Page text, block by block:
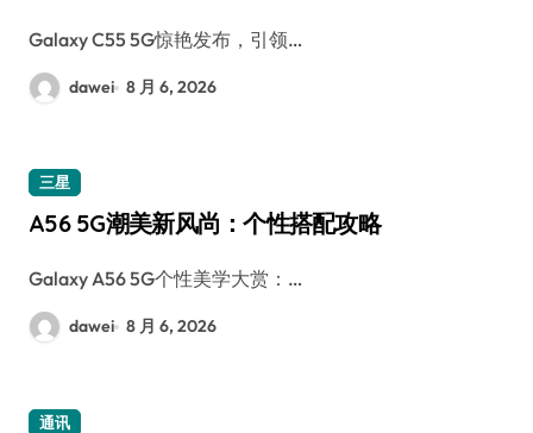
Galaxy C55 5G惊艳发布，引领…
dawei 8 月 6, 2026
三星
A56 5G潮美新风尚：个性搭配攻略
Galaxy A56 5G个性美学大赏：…
dawei 8 月 6, 2026
通讯